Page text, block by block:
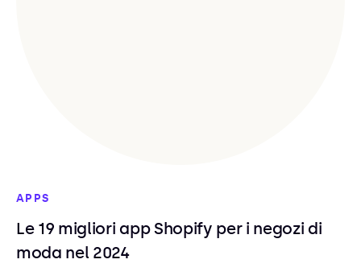
APPS
Le 19 migliori app Shopify per i negozi di
moda nel 2024